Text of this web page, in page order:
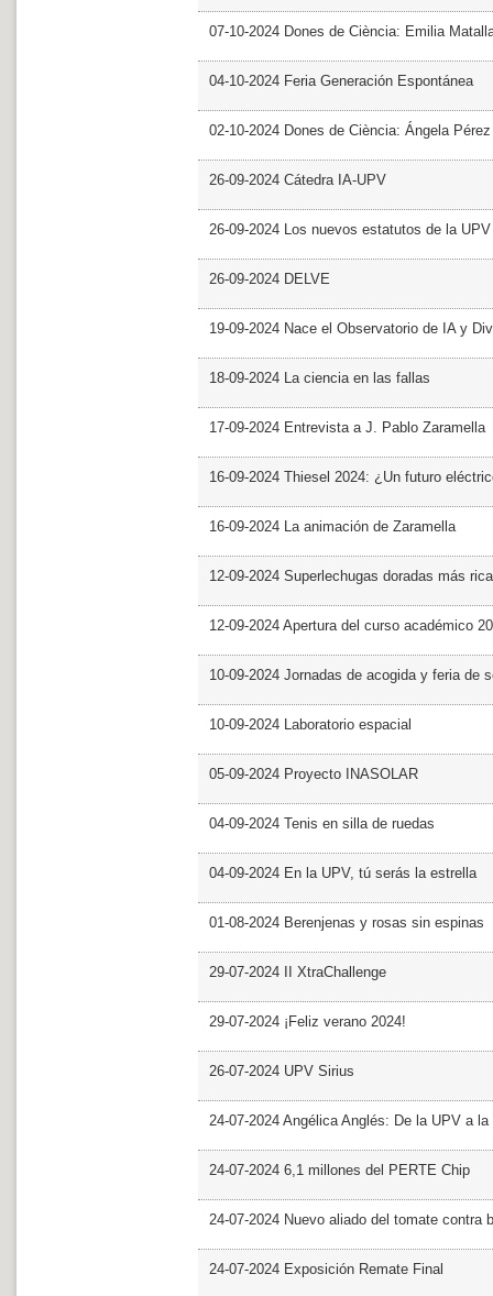
07-10-2024 Dones de Ciència: Emilia
04-10-2024 Feria Generación Espontánea
02-10-2024 Dones de Ciència: Ángela Pérez
26-09-2024 Cátedra IA-UPV
26-09-2024 Los nuevos estatutos de la
26-09-2024 DELVE
19-09-2024 Nace el Observatorio de IA y
18-09-2024 La ciencia en las fallas
17-09-2024 Entrevista a J. Pablo Zaramella
16-09-2024 Thiesel 2024: ¿Un futuro
16-09-2024 La animación de Zaramella
12-09-2024 Superlechugas doradas más
12-09-2024 Apertura del curso académico
10-09-2024 Jornadas de acogida y feria de
10-09-2024 Laboratorio espacial
05-09-2024 Proyecto INASOLAR
04-09-2024 Tenis en silla de ruedas
04-09-2024 En la UPV, tú serás la estrella
01-08-2024 Berenjenas y rosas sin espinas
29-07-2024 II XtraChallenge
29-07-2024 ¡Feliz verano 2024!
26-07-2024 UPV Sirius
24-07-2024 Angélica Anglés: De la UPV a
24-07-2024 6,1 millones del PERTE Chip
24-07-2024 Nuevo aliado del tomate contra
24-07-2024 Exposición Remate Final